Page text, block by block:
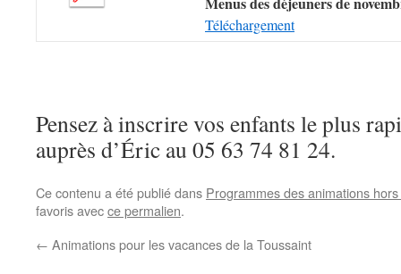
Téléchargement
Pensez à inscrire vos enfants le plus
auprès d’Éric au 05 63 74 81 24.
Ce contenu a été publié dans Programmes des animations
favoris avecce permalien.
← Animations pour les vacances de la Toussaint